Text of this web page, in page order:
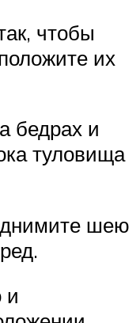
чтобы
их
бедрах и
туловища
шею
и